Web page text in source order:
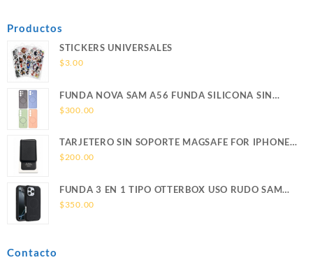
Productos
STICKERS UNIVERSALES
$3.00
FUNDA NOVA SAM A56 FUNDA SILICONA SIN
SOPORTE MAGNETICO SAMSUNG
$300.00
TARJETERO SIN SOPORTE MAGSAFE FOR IPHONE
LEATHER WALLET MAGSAFE
$200.00
FUNDA 3 EN 1 TIPO OTTERBOX USO RUDO SAM
S26 ULTRA SAMSUNG S26 ULTRA
$350.00
Contacto